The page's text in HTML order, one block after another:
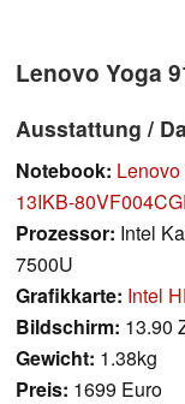
Lenovo Yoga
Ausstattung /
Notebook:
13IKB-
Prozessor: Intel
7500U
Grafikkarte: Intel
Bildschirm: 13.90
Gewicht: 1.38kg
Preis: 1699 Euro